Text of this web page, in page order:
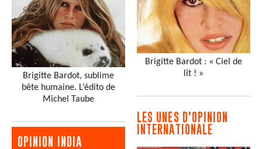
Brigitte Bardot, sublime
bête humaine. L’édito de
Michel Taube
OPINION INDIA
Brigitte Bardot : « Ciel de
lit ! »
LES UNES D'OPINION
INTERNATIONALE